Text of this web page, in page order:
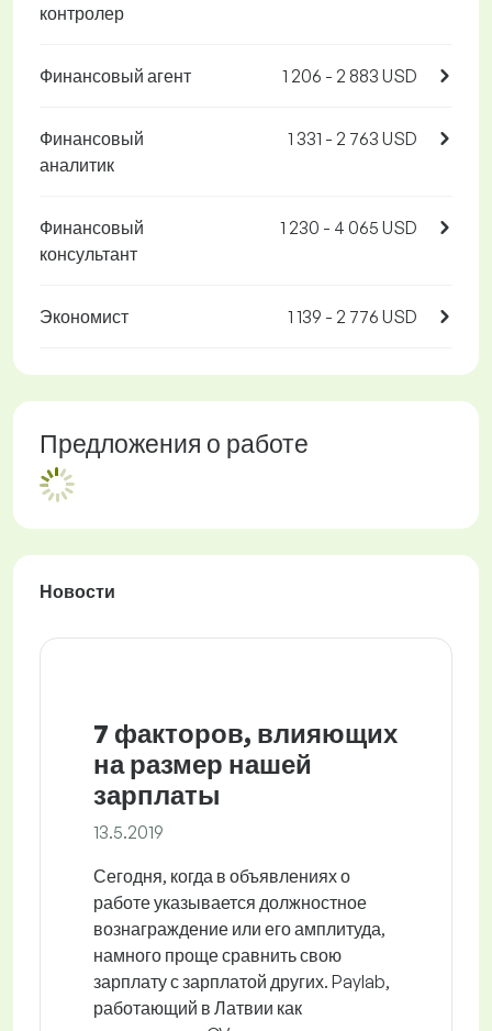
контролер
Финансовый агент 1 206 - 2 883 USD
Финансовый
аналитик
1 331 - 2 763 USD
Финансовый
консультант
1 230 - 4 065 USD
Экономист 1 139 - 2 776 USD
Предложения о работе
Новости
7 факторов, влияющих
на размер нашей
зарплаты
13.5.2019
Сегодня, когда в объявлениях о
работе указывается должностное
вознаграждение или его амплитуда,
намного проще сравнить свою
зарплату с зарплатой других. Paylab,
работающий в Латвии как